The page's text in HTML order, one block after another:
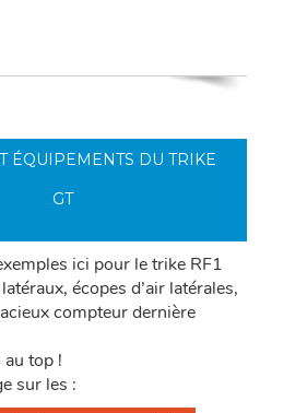
ÉQUIPEMENTS DU TRIKE
GT
ici pour le trike RF1
écopes d’air latérales,
compteur dernière
top !
sur les :